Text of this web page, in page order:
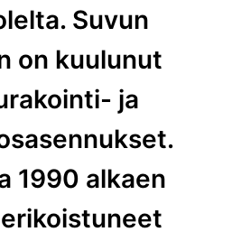
Suvun
on kuulunut
ja
1990 alkaen